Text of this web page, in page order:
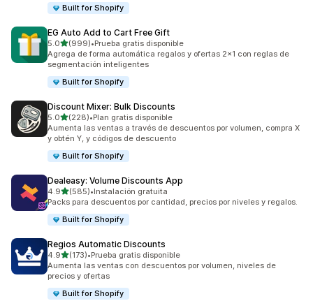
Built for Shopify
EG Auto Add to Cart Free Gift
5.0de 5 estrellas
(999)
999 reseñas en total
•Prueba gratis disponible
Agrega de forma automática regalos y ofertas 2x1 con reglas de
segmentación inteligentes
Built for Shopify
Discount Mixer: Bulk Discounts
5.0de 5 estrellas
(228)
228 reseñas en total
•Plan gratis disponible
Aumenta las ventas a través de descuentos por volumen, compra X
y obtén Y, y códigos de descuento
Built for Shopify
Dealeasy: Volume Discounts App
4.9de 5 estrellas
(585)
585 reseñas en total
•Instalación gratuita
Packs para descuentos por cantidad, precios por niveles y regalos.
Built for Shopify
Regios Automatic Discounts
4.9de 5 estrellas
(173)
173 reseñas en total
•Prueba gratis disponible
Aumenta las ventas con descuentos por volumen, niveles de
precios y ofertas
Built for Shopify